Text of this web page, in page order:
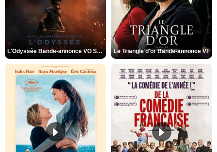
L'Odyssée Bande-annonce VO STFR Le Triangle d'or Bande-annonce VF